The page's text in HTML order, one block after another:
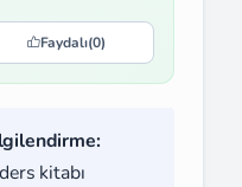
Faydalı(0)
kitabı